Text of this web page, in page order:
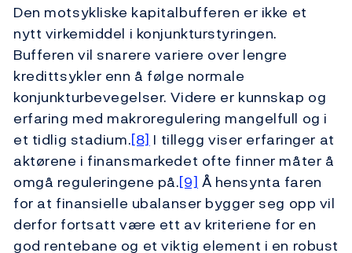
Den motsykliske kapitalbufferen er ikke et
nytt virkemiddel i konjunkturstyringen.
Bufferen vil snarere variere over lengre
kredittsykler enn å følge normale
konjunkturbevegelser. Videre er kunnskap og
erfaring med makroregulering mangelfull og i
et tidlig stadium.[8] I tillegg viser erfaringer at
aktørene i finansmarkedet ofte finner måter å
omgå reguleringene på.[9] Å hensynta faren
for at finansielle ubalanser bygger seg opp vil
derfor fortsatt være ett av kriteriene for en
god rentebane og et viktig element i en robust